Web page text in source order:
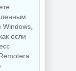
ON1
если